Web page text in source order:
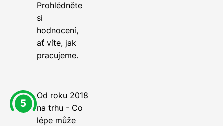
Prohlédněte
si
hodnocení,
ať víte, jak
pracujeme.
Od roku 2018
na trhu - Co
lépe může